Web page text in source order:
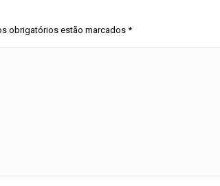
obrigatórios estão marcados*